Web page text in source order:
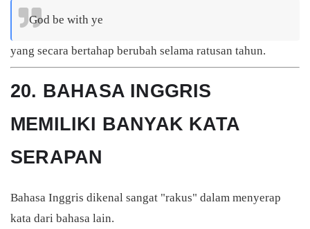
God be with ye
yang secara bertahap berubah selama ratusan tahun.
20. BAHASA INGGRIS
MEMILIKI BANYAK KATA
SERAPAN
Bahasa Inggris dikenal sangat "rakus" dalam menyerap
kata dari bahasa lain.